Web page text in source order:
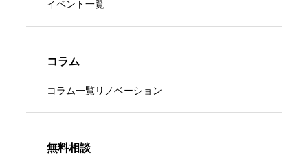
イベント一覧
コラム
コラム一覧リノベーション
無料相談